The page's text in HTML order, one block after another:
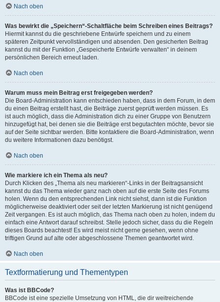
Nach oben
Was bewirkt die „Speichern“-Schaltfläche beim Schreiben eines Beitrags?
Hiermit kannst du die geschriebene Entwürfe speichern und zu einem
späteren Zeitpunkt vervollständigen und absenden. Den gesicherten Beitrag
kannst du mit der Funktion „Gespeicherte Entwürfe verwalten“ in deinem
persönlichen Bereich erneut laden.
Nach oben
Warum muss mein Beitrag erst freigegeben werden?
Die Board-Administration kann entschieden haben, dass in dem Forum, in dem
du einen Beitrag erstellt hast, die Beiträge zuerst geprüft werden müssen. Es
ist auch möglich, dass die Administration dich zu einer Gruppe von Benutzern
hinzugefügt hat, bei denen sie die Beiträge erst begutachten möchte, bevor sie
auf der Seite sichtbar werden. Bitte kontaktiere die Board-Administration, wenn
du weitere Informationen dazu benötigst.
Nach oben
Wie markiere ich ein Thema als neu?
Durch Klicken des „Thema als neu markieren“-Links in der Beitragsansicht
kannst du das Thema wieder ganz nach oben auf die erste Seite des Forums
holen. Wenn du den entsprechenden Link nicht siehst, dann ist die Funktion
möglicherweise deaktiviert oder seit der letzten Markierung ist nicht genügend
Zeit vergangen. Es ist auch möglich, das Thema nach oben zu holen, indem du
einfach eine Antwort darauf schreibst. Stelle jedoch sicher, dass du die Regeln
dieses Boards beachtest! Es wird meist nicht gerne gesehen, wenn ohne
triftigen Grund auf alte oder abgeschlossene Themen geantwortet wird.
Nach oben
Textformatierung und Thementypen
Was ist BBCode?
BBCode ist eine spezielle Umsetzung von HTML, die dir weitreichende